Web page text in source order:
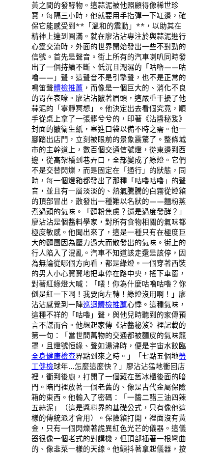
黃之間的發酵物。這蒜泥被他照顧得像稀世珍
寶，每隔三小時，他就要用手指彈一下缸邊，確
保它能感受到**「溫和的震動」**，以助其在
精神上達到圓滿。就在廖沾沾專注於與蒜泥進行
心靈交流時，外面的世界開始發出一些不對勁的
信號。首先是聲音。街上所有的汽車喇叭同時發
出了一個持續不斷、低沉且潮濕的「咕嚕——咕
嚕——」聲。這聲音不是引擎聲，也不是正常的
鳴笛聲體檢推薦 ，而像是一個巨大的、消化不良
的胃在哀嚎。廖沾沾皺著眉頭，這嚴重干擾了他
蒜泥的「寧靜冥想」。他決定出去看個究竟，順
手從桌上拿了一張髒兮兮的，印著《沾醬秘笈》
封面的皺衛生紙，塞進口袋以備不時之需。他一
腳踏出店門，立刻被眼前的景象震驚了。整條城
市的主幹道上，數百個交通信號燈，從東邊到西
邊，從高架橋到巷弄口，全部變成了綠燈。它們
不是交替閃爍，而是固定在「通行」的狀態，同
時，每一個燈箱都發出了那種「咕嚕咕嚕」的聲
音，並且有一層淡淡的、熱氣騰騰的白霧從燈箱
的頂部冒出，散發出一種難以名狀的——麵粉蒸
煮過頭的氣味。「麵粉焦慮？還是過度發酵？」
廖沾沾是個醬料學家，對所有食物相關的氣味都
極度敏感。他聞出來了，這是一種只有在極度巨
大的麵團因為壓力過大而散發出的氣味。街上的
行人陷入了混亂。汽車不知道該走還是該停，因
為無論從哪個方向看，都是綠燈。一個穿著西裝
的男人小心翼翼地把車停在路中央，搖下車窗，
對著紅綠燈大喊：「喂！你為什麼咕嚕咕嚕？你
倒是紅一下啊！我要向左轉！綠燈沒用啊！」廖
沾沾感覺到一陣巡迴體檢推薦心悸。這種氣味，
這種不祥的「咕嚕」聲，與他兒時聽到的家傳預
言不謀而合。他想起家傳《沾醬秘笈》裡記載的
第一句：「當世間萬物的交通都被麵皮的氣味籠
罩，且燈號恒綠、聲如湯沸時，便是宇宙水餃臨
全身健康檢查界點到來之時。」「七點五個地勞
工健檢球年…怎麼這麼快？」廖沾沾猛地衝回店
裡，衝到後廚，打開了一個藏在舊冰櫃後面的暗
門。暗門裡放著一個老舊的、像是古代金屬保險
箱的東西。他輸入了密碼：「一醬二醋三油四辣
五蒜泥」（這是醬料界的基礎公式，只有像他這
樣的傳統派才會用）。保險箱打開，裡面沒有黃
金，只有一個閃爍著詭異紅色光芒的儀器。這儀
器很像一個老式的對講機，但頂部插著一根彎曲
的、像韭菜一樣的天線。他顫抖著拿起儀器，按